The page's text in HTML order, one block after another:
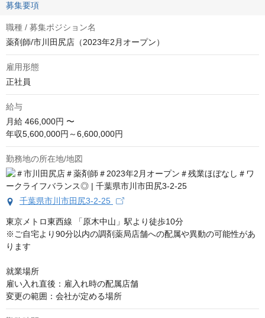
募集要項
職種 / 募集ポジション名
薬剤師/市川田尻店（2023年2月オープン）
雇用形態
正社員
給与
月給 466,000円 〜
年収5,600,000円～6,600,000円
勤務地の所在地/地図
千葉県市川市田尻3-2-25
東京メトロ東西線 「原木中山」駅より徒歩10分
※ご自宅より90分以内の調剤薬局店舗への配属や異動の可能性があ
ります
就業場所
雇い入れ直後：雇入れ時の配属店舗
変更の範囲：会社が定める場所